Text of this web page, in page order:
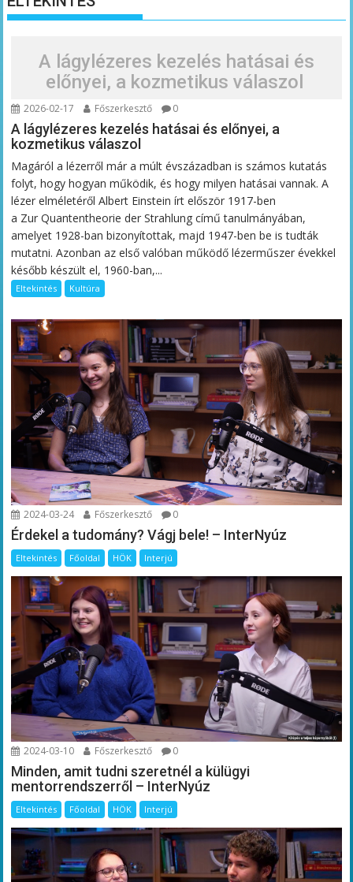
A lágylézeres kezelés hatásai és
előnyei, a kozmetikus válaszol
2026-02-17 Főszerkesztő 0
A lágylézeres kezelés hatásai és előnyei, a
kozmetikus válaszol
Magáról a lézerről már a múlt évszázadban is számos kutatás
folyt, hogy hogyan működik, és hogy milyen hatásai vannak. A
lézer elméletéről Albert Einstein írt először 1917-ben
a Zur Quantentheorie der Strahlung című tanulmányában,
amelyet 1928-ban bizonyítottak, majd 1947-ben be is tudták
mutatni. Azonban az első valóban működő lézerműszer évekkel
később készült el, 1960-ban,...
Eltekintés Kultúra
2024-03-24 Főszerkesztő 0
Érdekel a tudomány? Vágj bele! – InterNyúz
Eltekintés Főoldal HÖK Interjú
2024-03-10 Főszerkesztő 0
Minden, amit tudni szeretnél a külügyi
mentorrendszerről – InterNyúz
Eltekintés Főoldal HÖK Interjú